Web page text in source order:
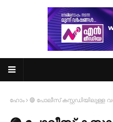
ഹോം 🟣 പോലീസ് കസ്റ്റഡിയിലുള്ള